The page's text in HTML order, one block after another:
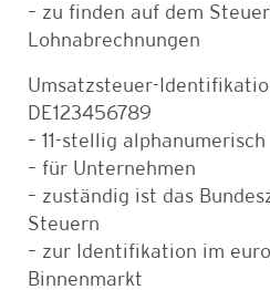
– zu finden auf dem
Lohnabrechnungen
Umsatzsteuer-
DE123456789
– 11-stellig alphanumerisch
– für Unternehmen
– zuständig ist das
Steuern
– zur Identifikation im
Binnenmarkt